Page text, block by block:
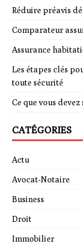
Réduire préavis
Comparateur
Assurance
Les étapes clés
toute sécurité
Ce que vous
CATÉGORIES
Actu
Avocat-Notaire
Business
Droit
Immobilier